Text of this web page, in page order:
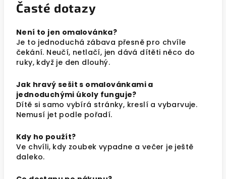
Časté dotazy
Není to jen omalovánka?
Je to jednoduchá zábava přesně pro chvíle
čekání. Neučí, netlačí, jen dává dítěti něco do
ruky, když je den dlouhý.
Jak hravý sešit s omalovánkami a
jednoduchými úkoly funguje?
Dítě si samo vybírá stránky, kreslí a vybarvuje.
Nemusí jet podle pořadí.
Kdy ho použít?
Ve chvíli, kdy zoubek vypadne a večer je ještě
daleko.